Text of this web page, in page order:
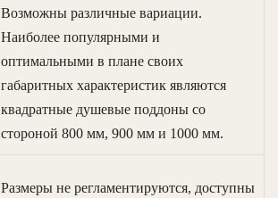
Возможны различные вариации.
Наиболее популярными и
оптимальными в плане своих
габаритных характеристик являются
квадратные душевые поддоны со
стороной 800 мм, 900 мм и 1000 мм.
Размеры не регламентируются, доступны